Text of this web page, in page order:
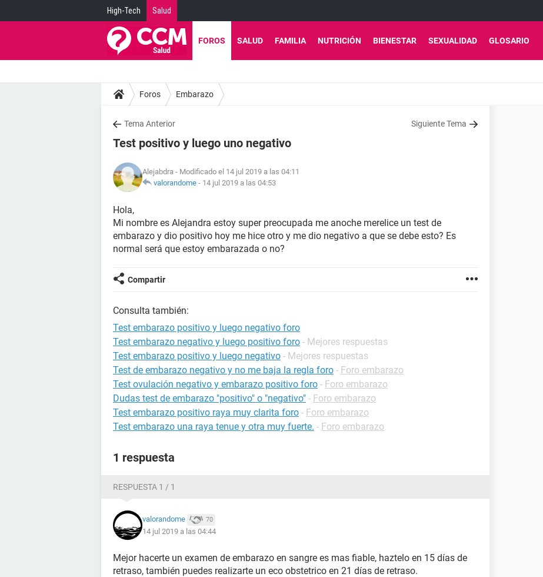
High-Tech Salud
FOROS SALUD FAMILIA NUTRICIÓN BIENESTAR SEXUALIDAD GLOSARIO
Foros Embarazo
Tema Anterior Siguiente Tema
Test positivo y luego uno negativo
Alejabdra - Modificado el 14 jul 2019 a las 04:11
valorandome - 14 jul 2019 a las 04:53
Hola,
Mi nombre es Alejandra estoy super preocupada me anoche merelice un test de
embarazo y dio positivo hoy me hice otro y me dio negativo a que se debe esto? Es
normal será que estoy embarazada o no?
Compartir
Consulta también:
Test embarazo positivo y luego negativo foro
Test embarazo negativo y luego positivo foro - Mejores respuestas
Test embarazo positivo y luego negativo - Mejores respuestas
Test de embarazo negativo y no me baja la regla foro - Foro embarazo
Test ovulación negativo y embarazo positivo foro - Foro embarazo
Dudas test de embarazo "positivo" o "negativo" - Foro embarazo
Test embarazo positivo raya muy clarita foro - Foro embarazo
Test embarazo una raya tenue y otra muy fuerte. - Foro embarazo
1 respuesta
RESPUESTA 1 / 1
valorandome 70
14 jul 2019 a las 04:44
Mejor hacerte un examen de embarazo en sangre es mas fiable, haztelo en 15 días de
retraso, también puedes realizarte un eco obstetrico en 21 días de retraso.